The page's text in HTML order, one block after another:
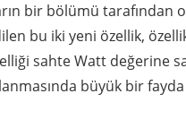
bir bölümü tarafından
bu iki yeni özellik,
sahte Watt değerine
büyük bir fayda